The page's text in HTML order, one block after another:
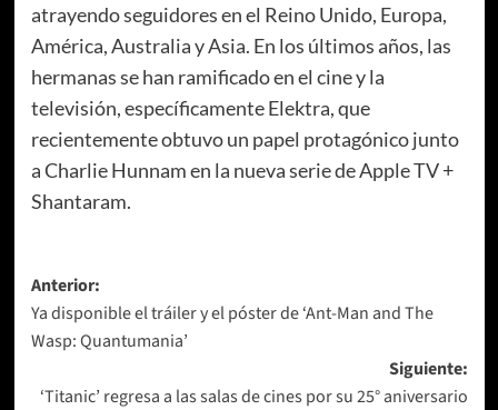
atrayendo seguidores en el Reino Unido, Europa,
América, Australia y Asia. En los últimos años, las
hermanas se han ramificado en el cine y la
televisión, específicamente Elektra, que
recientemente obtuvo un papel protagónico junto
a Charlie Hunnam en la nueva serie de Apple TV +
Shantaram.
Navegación
de
entradas
Anterior:
Ya disponible el tráiler y el póster de ‘Ant-Man and The
Wasp: Quantumania’
Siguiente:
‘Titanic’ regresa a las salas de cines por su 25° aniversario